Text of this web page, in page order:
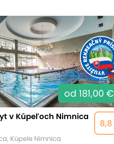
od 181,00 €
8,8
v Kúpeľoch Nimnica
Kúpele Nimnica